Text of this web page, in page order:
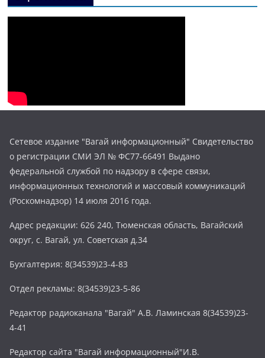
Сетевое издание "Вагай информационный" Свидетельство
о регистрации СМИ ЭЛ № ФС77-66491 Выдано
федеральной службой по надзору в сфере связи,
информационных технологий и массовый коммуникаций
(Роскомнадзор) 14 июля 2016 года.
Адрес редакции: 626 240, Тюменская область, Вагайский
округ, с. Вагай, ул. Советская д.34
Бухгалтерия: 8(34539)23-4-83
Отдел рекламы: 8(34539)23-5-86
Редактор радиоканала "Вагай" А.В. Ламинская 8(34539)23-
4-41
Редактор сайта "Вагай информационный"И.В.